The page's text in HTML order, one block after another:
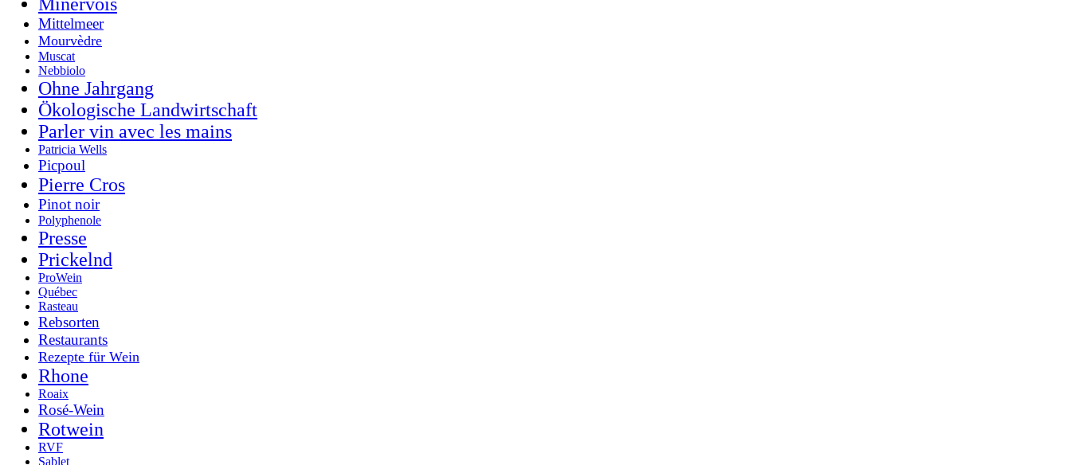
Mittelmeer
Mourvèdre
Muscat
Nebbiolo
Ohne Jahrgang
Ökologische Landwirtschaft
Parler vin avec les mains
Patricia Wells
Picpoul
Pierre Cros
Pinot noir
Polyphenole
Presse
Prickelnd
ProWein
Québec
Rasteau
Rebsorten
Restaurants
Rezepte für Wein
Rhone
Roaix
Rosé-Wein
Rotwein
RVF
Sablet